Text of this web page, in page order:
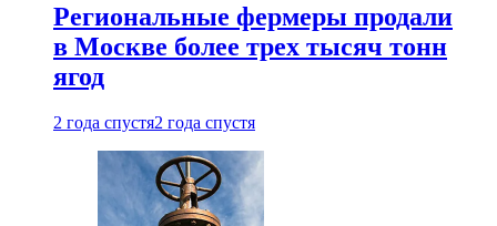
Региональные фермеры продали
в Москве более трех тысяч тонн
ягод
2 года спустя2 года спустя